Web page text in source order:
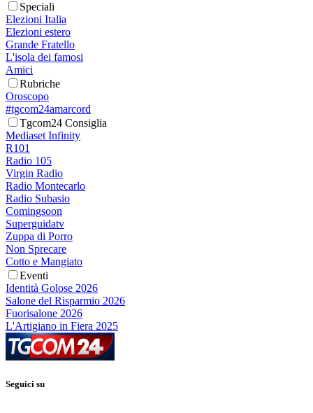
Speciali
Elezioni Italia
Elezioni estero
Grande Fratello
L'isola dei famosi
Amici
Rubriche
Oroscopo
#tgcom24amarcord
Tgcom24 Consiglia
Mediaset Infinity
R101
Radio 105
Virgin Radio
Radio Montecarlo
Radio Subasio
Comingsoon
Superguidatv
Zuppa di Porro
Non Sprecare
Cotto e Mangiato
Eventi
Identità Golose 2026
Salone del Risparmio 2026
Fuorisalone 2026
L'Artigiano in Fiera 2025
Seguici su